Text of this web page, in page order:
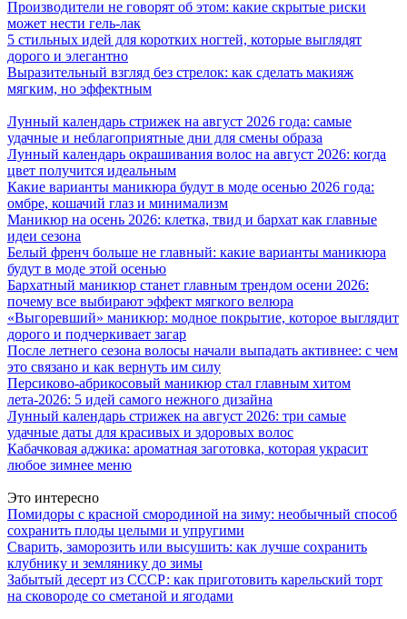
Производители не говорят об этом: какие скрытые риски
может нести гель-лак
5 стильных идей для коротких ногтей, которые выглядят
дорого и элегантно
Выразительный взгляд без стрелок: как сделать макияж
мягким, но эффектным
Лунный календарь стрижек на август 2026 года: самые
удачные и неблагоприятные дни для смены образа
Лунный календарь окрашивания волос на август 2026: когда
цвет получится идеальным
Какие варианты маникюра будут в моде осенью 2026 года:
омбре, кошачий глаз и минимализм
Маникюр на осень 2026: клетка, твид и бархат как главные
идеи сезона
Белый френч больше не главный: какие варианты маникюра
будут в моде этой осенью
Бархатный маникюр станет главным трендом осени 2026:
почему все выбирают эффект мягкого велюра
«Выгоревший» маникюр: модное покрытие, которое выглядит
дорого и подчеркивает загар
После летнего сезона волосы начали выпадать активнее: с чем
это связано и как вернуть им силу
Персиково-абрикосовый маникюр стал главным хитом
лета-2026: 5 идей самого нежного дизайна
Лунный календарь стрижек на август 2026: три самые
удачные даты для красивых и здоровых волос
Кабачковая аджика: ароматная заготовка, которая украсит
любое зимнее меню
Это интересно
Помидоры с красной смородиной на зиму: необычный способ
сохранить плоды целыми и упругими
Сварить, заморозить или высушить: как лучше сохранить
клубнику и землянику до зимы
Забытый десерт из СССР: как приготовить карельский торт
на сковороде со сметаной и ягодами